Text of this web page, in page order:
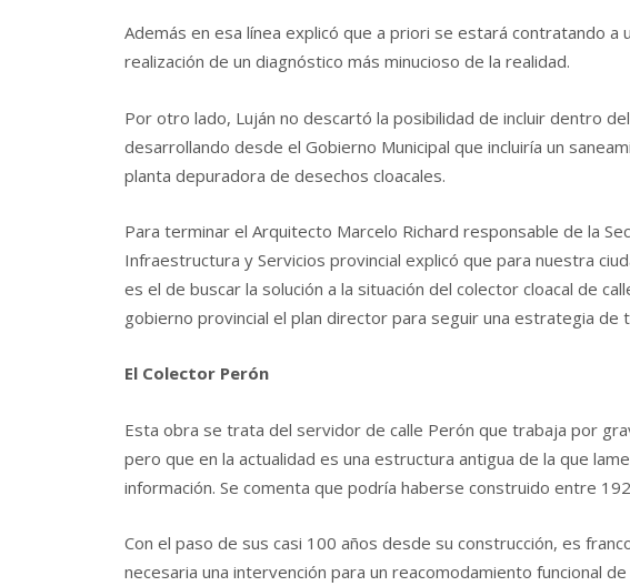
Además en esa línea explicó que a priori se estará contratando a
realización de un diagnóstico más minucioso de la realidad.
Por otro lado, Luján no descartó la posibilidad de incluir dentro
desarrollando desde el Gobierno Municipal que incluiría un
planta depuradora de desechos cloacales.
Para terminar el Arquitecto Marcelo Richard responsable de la
Infraestructura y Servicios provincial explicó que para nuestra
es el de buscar la solución a la situación del colector cloacal de
gobierno provincial el plan director para seguir una estrategia de
El Colector Perón
Esta obra se trata del servidor de calle Perón que trabaja por
pero que en la actualidad es una estructura antigua de la que
información. Se comenta que podría haberse construido entre
Con el paso de sus casi 100 años desde su construcción, es
necesaria una intervención para un reacomodamiento funcional